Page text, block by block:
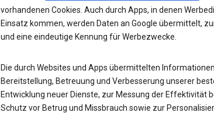
vorhandenen Cookies. Auch durch Apps, in denen
Einsatz kommen, werden Daten an Google übermittelt,
und eine eindeutige Kennung für Werbezwecke.
Die durch Websites und Apps übermittelten
Bereitstellung, Betreuung und Verbesserung unserer
Entwicklung neuer Dienste, zur Messung der Effektivität
Schutz vor Betrug und Missbrauch sowie zur